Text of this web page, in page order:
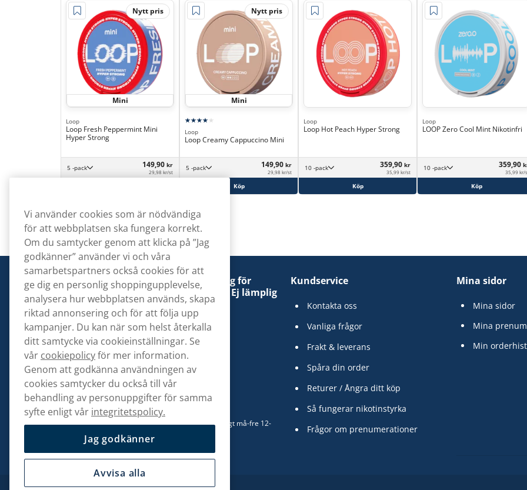
Nytt pris
Mini
Loop
Loop Fresh Peppermint Mini
Hyper Strong
5 -pack 149,90 kr
29,98 kr/st
Nytt pris
Mini
Loop
Loop Creamy Cappuccino Mini
5 -pack 149,90 kr
29,98 kr/st
Köp
Loop
Loop Hot Peach Hyper Strong
10 -pack 359,90 kr
35,99 kr/st
Köp
Loop
LOOP Zero Cool Mint Nikotinfri
10 -pack 359,90
35,99 kr/
Köp
Denna tobaksprodukt kan vara skadlig för
hälsan och är beroendeframkallande. Ej lämplig
för personer under 18 år.
Kontakta oss
hej@snusbolaget.se
08 517 910 94
Mån-Tor 8.00-17.00 | Fre 9.00-17.00 | (Lunchstängt må-fre 12-
Kundservice
Kontakta oss
Vanliga frågor
Frakt & leverans
Spåra din order
Returer / Ångra ditt köp
Så fungerar nikotinstyrka
Frågor om prenumerationer
Mina sidor
Mina sidor
Mina
Min
Vi använder cookies som är nödvändiga
för att webbplatsen ska fungera korrekt.
Om du samtycker genom att klicka på ”Jag
godkänner” använder vi och våra
samarbetspartners också cookies för att
ge dig en personlig shoppingupplevelse,
analysera hur webbplatsen används, skapa
riktad annonsering och för att följa upp
kampanjer. Du kan när som helst återkalla
ditt samtycke via cookieinställningar. Se
vår cookiepolicyför mer information.
Genom att godkänna användningen av
cookies samtycker du också till vår
behandling av personuppgifter för samma
syfte enligt vår integritetspolicy.
Jag godkänner
Avvisa alla